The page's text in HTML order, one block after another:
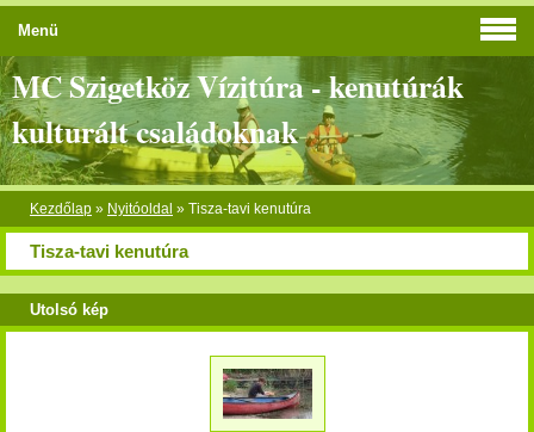
MC Szigetköz Vízitúra - kenutúrák
kulturált családoknak
Kezdőlap » Nyitóoldal » Tisza-tavi kenutúra
Tisza-tavi kenutúra
Menü
Utolsó kép